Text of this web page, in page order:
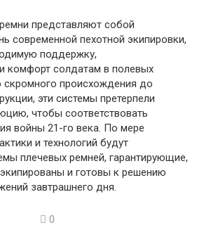
представляют собой
современной пехотной экипировки,
поддержку,
комфорт солдатам в полевых
скромного происхождения до
эти системы претерпели
чтобы соответствовать
войны 21-го века. По мере
и технологий будут
плечевых ремней, гарантирующие,
и готовы к решению
завтрашнего дня.
0